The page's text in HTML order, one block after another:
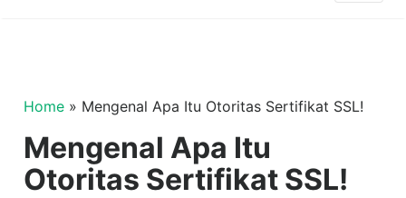
Home » Mengenal Apa Itu Otoritas Sertifikat SSL!
Mengenal Apa Itu
Otoritas Sertifikat SSL!